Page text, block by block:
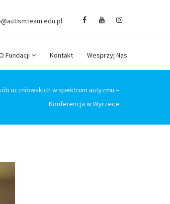
Fundacji Kontakt Wesprzyj Nas
uczniowskich w spektrum autyzmu –
Konferencja w Wyrzece